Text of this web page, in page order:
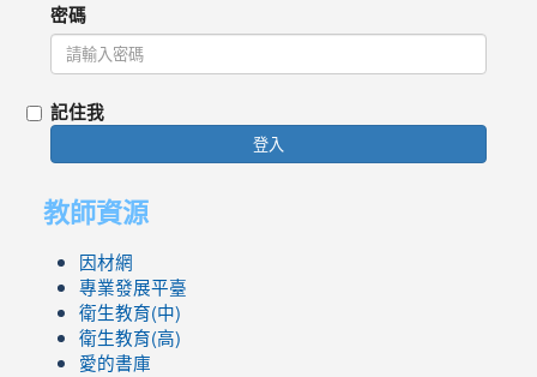
密碼
記住我
登入
教師資源
因材網
專業發展平臺
衛生教育(中)
衛生教育(高)
愛的書庫